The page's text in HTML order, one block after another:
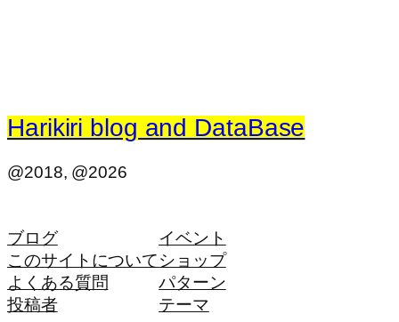
Harikiri blog and DataBase
@2018, @2026
ブログ
このサイトについて
よくある質問
投稿者
イベント
ショップ
パターン
テーマ